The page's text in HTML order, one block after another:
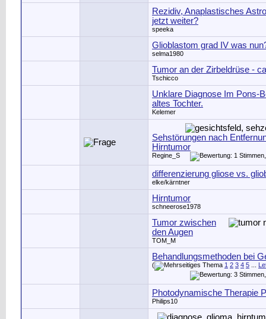
Rezidiv, Anaplastisches
jetzt weiter?
speeka
Glioblastom grad IV was
selma1980
Tumor an der Zirbeldrüse -
Tschicco
Unklare Diagnose Im Pons-
altes Tochter.
Kelemer
Sehstörungen nach
Hirntumor
Regine_S
differenzierung gliose vs.
elke/kärntner
Hirntumor
schneerose1978
Tumor zwischen
den Augen
TOM_M
Behandlungsmethoden bei
( 1 2 3 4 5
Photodynamische Therapie
Philips10